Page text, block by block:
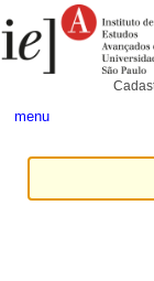
para
conteúdo.
Pessoais
menu